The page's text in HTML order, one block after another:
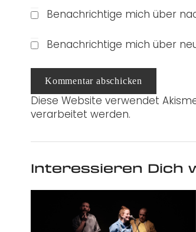
Benachrichtige mich über
Benachrichtige mich über
Kommentar abschicken
Diese Website verwendet
verarbeitet werden.
Interessieren Dich